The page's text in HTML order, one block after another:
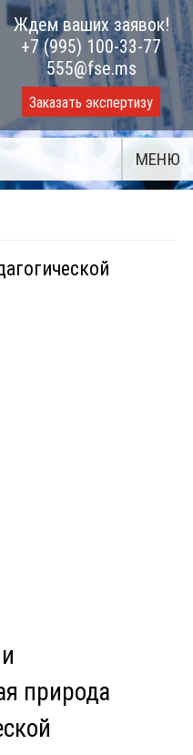
Ждем ваших заявок!
+7 (995) 100-33-77
555@fse.ms
Заказать экспертизу
МЕНЮ
природа